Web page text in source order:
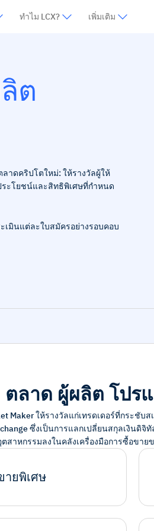
ทำไม LCX? เพิ่มเติม
ต
ลาดคริปโตใหม่: ให้รางวัลผู้ให้
ะโยชน์และสิทธิพิเศษที่กำหนด
เมินแต่ละใบสมัครอย่างรอบคอบ
ตลาด ผู้ผลิต โปร
Maker ให้รางวัลแก่เทรดเดอร์ที่กระ
ซึ่งเป็นการแลกเปลี่ยนสกุลเงิน
สาหกรรมลงในคลังเครื่องมือการซื้อขา
ายพิเศษ